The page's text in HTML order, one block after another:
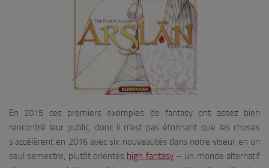
En 2015 ces premiers exemples de fantasy ont assez bien
rencontré leur public, donc il n’est pas étonnant que les choses
s’accélèrent en 2016 avec six nouveautés dans notre viseur en un
seul semestre, plutôt orientés high fantasy– un monde alternatif